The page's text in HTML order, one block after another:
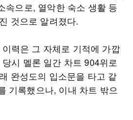
속으로, 열악한 숙소 생활 등
것으로 알려졌다.
력은 그 자체로 기적에 가깝
시 멜론 일간 차트 904위로
완성도의 입소문을 타고 같
기록했으나, 이내 차트 밖으